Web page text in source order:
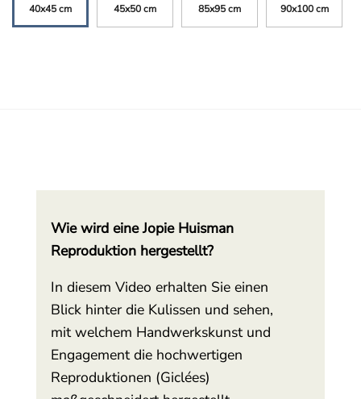
40x45 cm
45x50 cm
85x95 cm
90x100 cm
Wie wird eine Jopie Huisman
Reproduktion hergestellt?
In diesem Video erhalten Sie einen
Blick hinter die Kulissen und sehen,
mit welchem Handwerkskunst und
Engagement die hochwertigen
Reproduktionen (Giclées)